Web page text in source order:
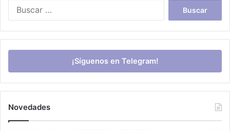
¡Síguenos en Telegram!
Novedades